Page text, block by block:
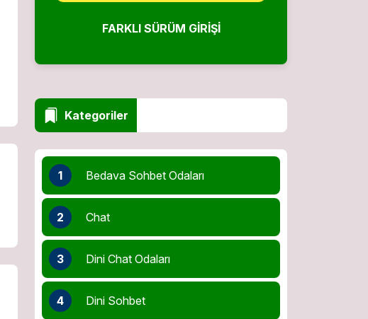
FARKLI SÜRÜM GIRIŞI
Kategoriler
1 Bedava Sohbet Odaları
2 Chat
3 Dini Chat Odaları
4 Dini Sohbet